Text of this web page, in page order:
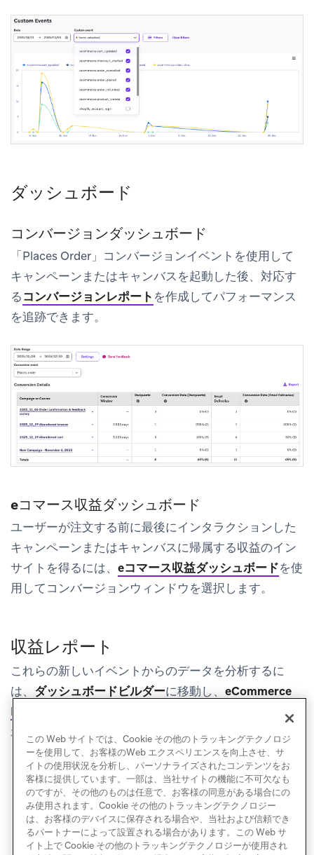
ダッシュボード
コンバージョンダッシュボード
「Places Order」コンバージョンイベントを使用して
キャンペーンまたはキャンバスを起動した後、対応す
るコンバージョンレポート を作成してパフォーマンス
を追跡できます。
eコマース収益ダッシュボード
ユーザーが注文する前に最後にインタラクションした
キャンペーンまたはキャンバスに帰属する収益のイン
サイトを得るには、 eコマース収益ダッシュボードを使
用してコンバージョンウィンドウを選択します。
収益レポート
これらの新しいイベントからのデータを分析するに
は、 ダッシュボードビルダーに移動し、 eCommerce
Revenue - Last Touch Attribution
を表
示します。
この Web サイトでは、Cookie その他のトラッキングテクノロジ
ーを使用して、お客様のWeb エクスペリエンスを向上させ、サ
イトの使用状況を分析し、パーソナライズされたコンテンツをお
客様に提供しています。一部は、当社サイトの機能に不可欠なも
のですが、その他のものは任意で、お客様の同意がある場合にの
み使用されます。Cookie その他のトラッキングテクノロジー
は、お客様のデバイスに保存される場合や、当社および信頼でき
るパートナーによって設置される場合があります。この Web サ
イト上で Cookie その他のトラッキングテクノロジーが使用され